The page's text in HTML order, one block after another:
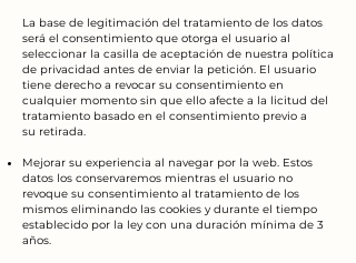
La base de legitimación del tratamiento de los datos
será el consentimiento que otorga el usuario al
seleccionar la casilla de aceptación de nuestra política
de privacidad antes de enviar la petición. El usuario
tiene derecho a revocar su consentimiento en
cualquier momento sin que ello afecte a la licitud del
tratamiento basado en el consentimiento previo a
su retirada.
Mejorar su experiencia al navegar por la web. Estos
datos los conservaremos mientras el usuario no
revoque su consentimiento al tratamiento de los
mismos eliminando las cookies y durante el tiempo
establecido por la ley con una duración mínima de 3
años.